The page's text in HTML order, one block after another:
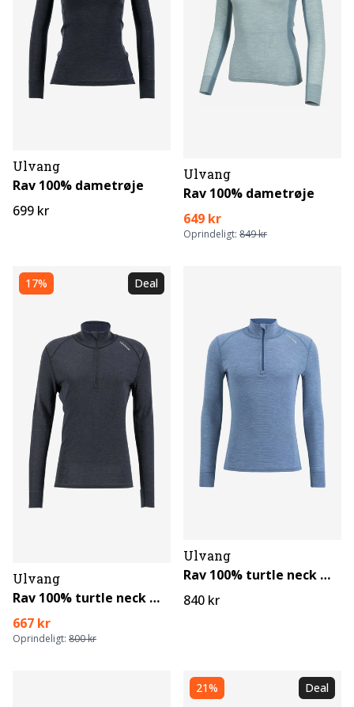
Ulvang
Rav 100% dametrøje
699 kr
Ulvang
Rav 100% dametrøje
649 kr
Oprindeligt: 849 kr
17% Deal
Ulvang
Rav 100% turtle neck m lynlås
667 kr
Oprindeligt: 800 kr
Ulvang
Rav 100% turtle neck m lynlås
840 kr
21% Deal